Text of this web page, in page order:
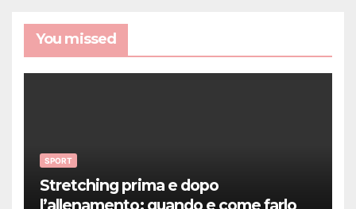
You missed
SPORT
Stretching prima e dopo